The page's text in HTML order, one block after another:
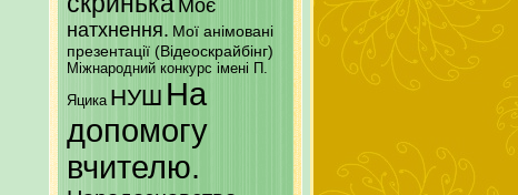
Моє
натхнення. Мої анімовані
презентації (Відеоскрайбінг)
Міжнародний конкурс імені П.
Яцика НУШ На
допомогу
вчителю.